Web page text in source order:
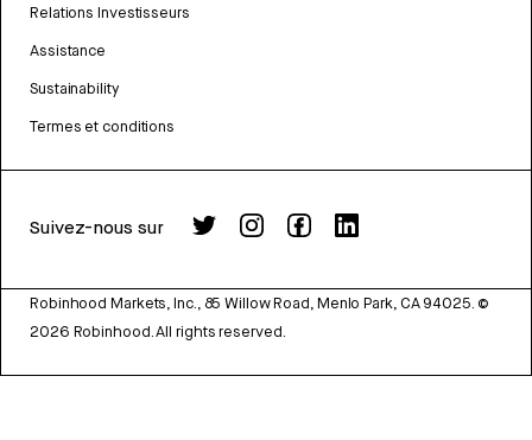
Relations Investisseurs
Assistance
Sustainability
Termes et conditions
Suivez-nous sur
Robinhood Markets, Inc., 85 Willow Road, Menlo Park, CA 94025. ©
2026 Robinhood. All rights reserved.